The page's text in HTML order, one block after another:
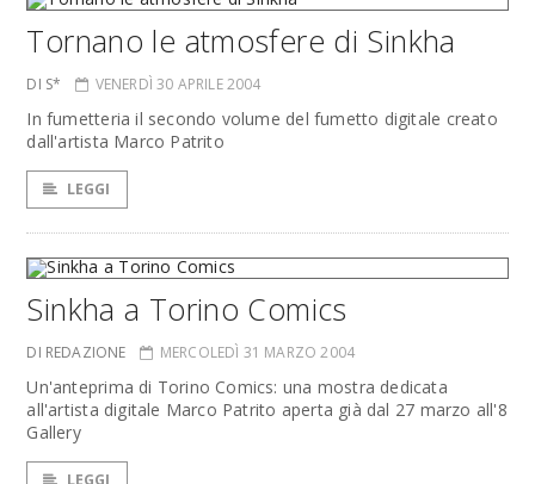
Tornano le atmosfere di Sinkha
DI S* VENERDÌ 30 APRILE 2004
In fumetteria il secondo volume del fumetto digitale creato
dall'artista Marco Patrito
LEGGI
Sinkha a Torino Comics
DI REDAZIONE MERCOLEDÌ 31 MARZO 2004
Un'anteprima di Torino Comics: una mostra dedicata
all'artista digitale Marco Patrito aperta già dal 27 marzo all'8
Gallery
LEGGI